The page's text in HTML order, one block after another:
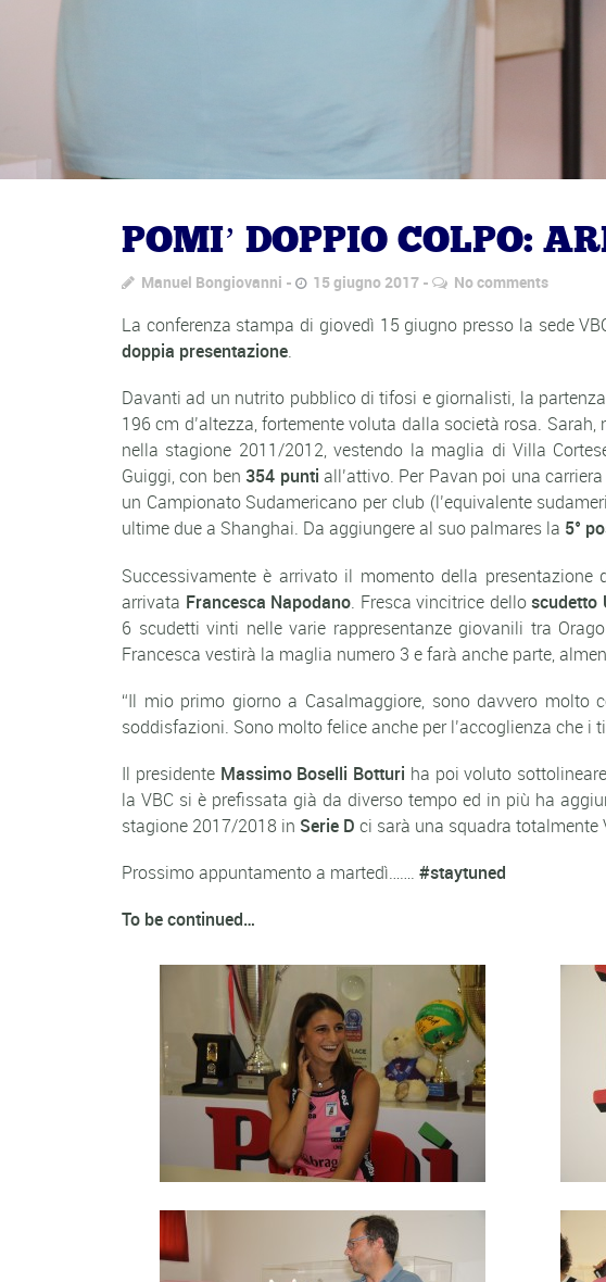
POMI’ DOPPIO COLPO:
Manuel Bongiovanni 15 giugno 2017 No comments
La conferenza stampa di giovedì 15 giugno presso la sede
doppia presentazione.
Davanti ad un nutrito pubblico di tifosi e giornalisti, la
196 cm d’altezza, fortemente voluta dalla società rosa.
nella stagione 2011/2012, vestendo la maglia di Villa
Guiggi, con ben 354 punti all’attivo. Per Pavan poi una
un Campionato Sudamericano per club (l’equivalente
ultime due a Shanghai. Da aggiungere al suo palmares la 5°
Successivamente è arrivato il momento della presentazione
arrivata Francesca Napodano. Fresca vincitrice delloscudetto
6 scudetti vinti nelle varie rappresentanze giovanili tra
Francesca vestirà la maglia numero 3 e farà anche parte,
“Il mio primo giorno a Casalmaggiore, sono davvero molto
soddisfazioni. Sono molto felice anche per l’accoglienza che
Il presidente Massimo Boselli Botturi ha poi voluto
la VBC si è prefissata già da diverso tempo ed in più ha
stagione 2017/2018 in Serie D ci sarà una squadra totalmente
Prossimo appuntamento a martedì……. #staytuned
To be continued…